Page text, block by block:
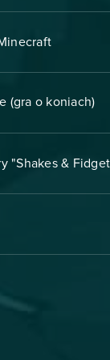
(gra o koniach)
"Shakes &